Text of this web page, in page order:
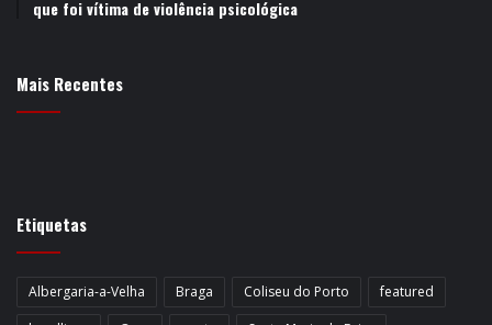
que foi vítima de violência psicológica
Mais Recentes
Etiquetas
Albergaria-a-Velha Braga Coliseu do Porto
featured